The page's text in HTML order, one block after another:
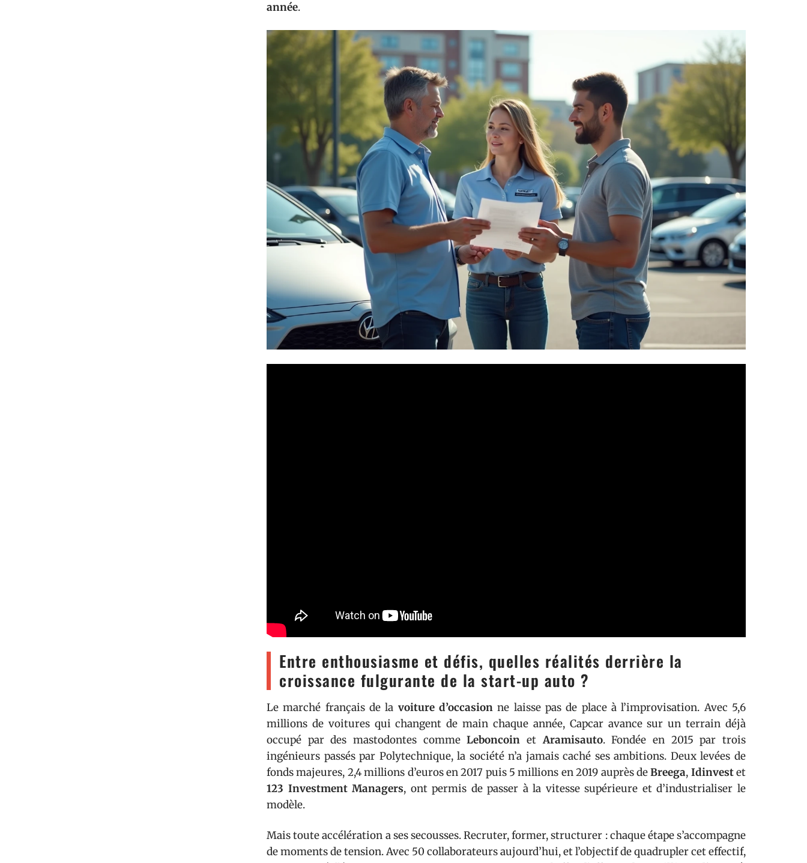
année.
Entre enthousiasme et défis, quelles réalités derrière la
croissance fulgurante de la start-up auto ?
Le marché français de la voiture d’occasion ne laisse pas de place à l’improvisation. Avec 5,6
millions de voitures qui changent de main chaque année, Capcar avance sur un terrain déjà
occupé par des mastodontes commeLeboncoin etAramisauto. Fondée en 2015 par trois
ingénieurs passés par Polytechnique, la société n’a jamais caché ses ambitions. Deux levées de
fonds majeures, 2,4 millions d’euros en 2017 puis 5 millions en 2019 auprès deBreega, Idinvestet
123 Investment Managers, ont permis de passer à la vitesse supérieure et d’industrialiser le
modèle.
Mais toute accélération a ses secousses. Recruter, former, structurer : chaque étape s’accompagne
de moments de tension. Avec 50 collaborateurs aujourd’hui, et l’objectif de quadrupler cet effectif,